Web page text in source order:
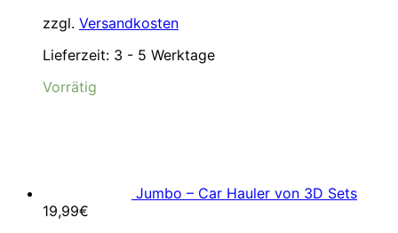
zzgl. Versandkosten
Lieferzeit: 3 - 5 Werktage
Vorrätig
Jumbo – Car Hauler von 3D Sets
19,99€